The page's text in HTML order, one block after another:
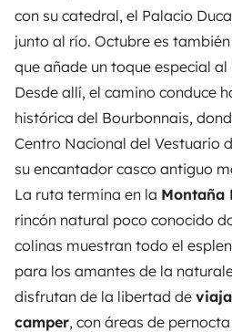
con su catedral, el Palacio
junto al río. Octubre es
que añade un toque especial al
Desde allí, el camino conduce
histórica del Bourbonnais,
Centro Nacional del Vestuario
su encantador casco antiguo
La ruta termina en la Montaña
rincón natural poco conocido
colinas muestran todo el
para los amantes de la
disfrutan de la libertad de
camper, con áreas de